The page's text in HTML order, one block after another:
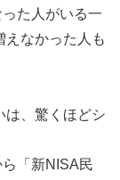
た人がいる一
えなかった人も
は、驚くほどシ
「新NISA民